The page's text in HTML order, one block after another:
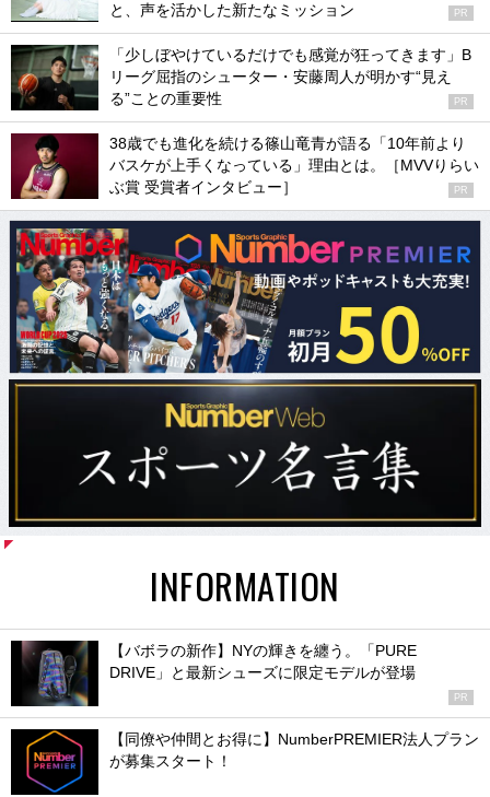
と、声を活かした新たなミッション
PR
「少しぼやけているだけでも感覚が狂ってきます」B
リーグ屈指のシューター・安藤周人が明かす“見え
る”ことの重要性
PR
38歳でも進化を続ける篠山竜青が語る「10年前より
バスケが上手くなっている」理由とは。［MVVりらい
ぶ賞 受賞者インタビュー］
PR
INFORMATION
【バボラの新作】NYの輝きを纏う。「PURE
DRIVE」と最新シューズに限定モデルが登場
PR
【同僚や仲間とお得に】NumberPREMIER法人プラン
が募集スタート！